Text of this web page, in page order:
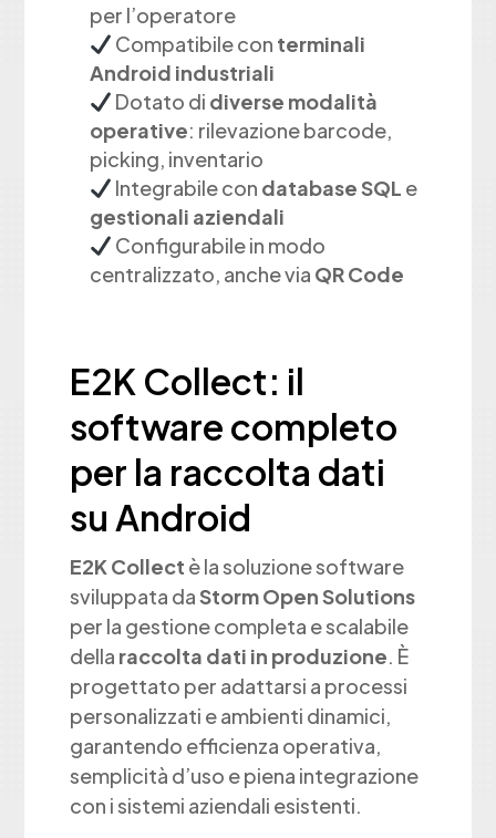
per l’operatore
Compatibile con terminali
Android industriali
Dotato di diverse modalità
operative: rilevazione barcode,
picking, inventario
Integrabile con database SQL e
gestionali aziendali
Configurabile in modo
centralizzato, anche via QR Code
E2K Collect: il
software completo
per la raccolta dati
su Android
E2K Collect è la soluzione software
sviluppata daStorm Open Solutions
per la gestione completa e scalabile
della raccolta dati in produzione. È
progettato per adattarsi a processi
personalizzati e ambienti dinamici,
garantendo efficienza operativa,
semplicità d’uso e piena integrazione
con i sistemi aziendali esistenti.